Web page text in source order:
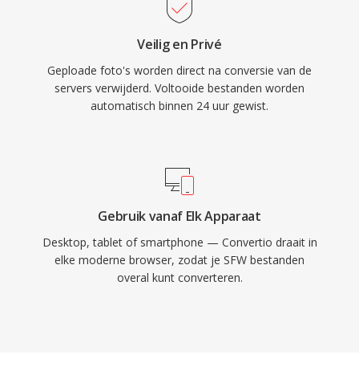
Veilig en Privé
Geploade foto's worden direct na conversie van de
servers verwijderd. Voltooide bestanden worden
automatisch binnen 24 uur gewist.
Gebruik vanaf Elk Apparaat
Desktop, tablet of smartphone — Convertio draait in
elke moderne browser, zodat je SFW bestanden
overal kunt converteren.